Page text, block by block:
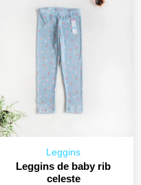
Leggins
Leggins de baby rib
celeste